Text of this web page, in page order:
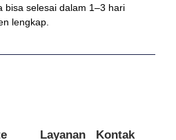
bisa selesai dalam 1–3 hari
lengkap.
Layanan Kontak